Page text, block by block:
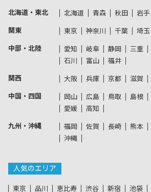
北海道・東北 北海道 青森 秋田 岩手
関東 東京 神奈川 千葉 埼玉
中部・北陸 愛知 岐阜 静岡 三重
石川
富山 福井
関西 大阪 兵庫 京都 滋賀
中国・四国 岡山 広島 鳥取 島根
愛媛
高知
九州・沖縄 福岡 佐賀 長崎 熊本
沖縄
人気のエリア
東京 品川 恵比寿 渋谷 新宿 池袋